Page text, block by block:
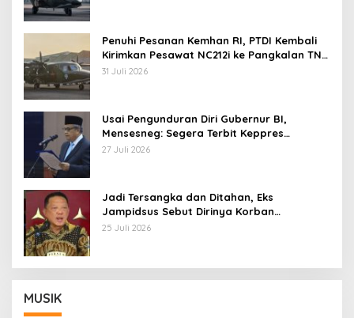
Penuhi Pesanan Kemhan RI, PTDI Kembali
Kirimkan Pesawat NC212i ke Pangkalan TNI
AU
31 Juli 2026
Usai Pengunduran Diri Gubernur BI,
Mensesneg: Segera Terbit Keppres
Pemberhentian dengan Hormat
27 Juli 2026
Jadi Tersangka dan Ditahan, Eks
Jampidsus Sebut Dirinya Korban
Kriminalisasi
25 Juli 2026
MUSIK